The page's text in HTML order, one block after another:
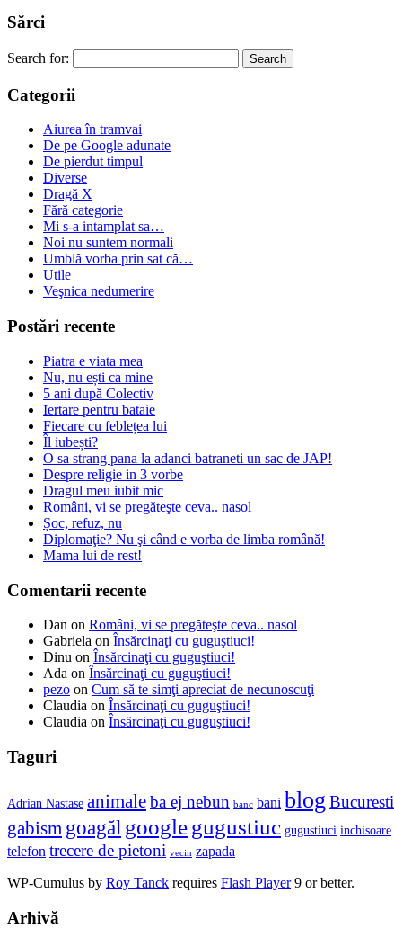
Sărci
Search for:
Categorii
Aiurea în tramvai
De pe Google adunate
De pierdut timpul
Diverse
Dragă X
Fără categorie
Mi s-a intamplat sa…
Noi nu suntem normali
Umblă vorba prin sat că…
Utile
Veşnica nedumerire
Postări recente
Piatra e viata mea
Nu, nu ești ca mine
5 ani după Colectiv
Iertare pentru bataie
Fiecare cu feblețea lui
Îl iubești?
O sa strang pana la adanci batraneti un sac de JAP!
Despre religie in 3 vorbe
Dragul meu iubit mic
Români, vi se pregăteşte ceva.. nasol
Șoc, refuz, nu
Diplomaţie? Nu şi când e vorba de limba română!
Mama lui de rest!
Comentarii recente
Dan on Români, vi se pregăteşte ceva.. nasol
Gabriela on Însărcinaţi cu guguştiuci!
Dinu on Însărcinaţi cu guguştiuci!
Ada on Însărcinaţi cu guguştiuci!
pezo on Cum să te simţi apreciat de necunoscuţi
Claudia on Însărcinaţi cu guguştiuci!
Claudia on Însărcinaţi cu guguştiuci!
Taguri
Adrian Nastase animaleba ej nebun banc bani blog Bucuresti
gabism goagăl googlegugustiuc gugustiuci inchisoare
telefon trecere de pietoni vecin zapada
WP-Cumulus by Roy Tanck requires Flash Player9 or better.
Arhivă